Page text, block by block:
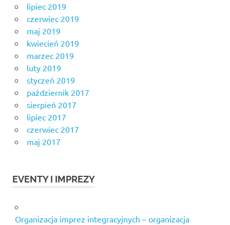
lipiec 2019
czerwiec 2019
maj 2019
kwiecień 2019
marzec 2019
luty 2019
styczeń 2019
październik 2017
sierpień 2017
lipiec 2017
czerwiec 2017
maj 2017
EVENTY I IMPREZY
Organizacja imprez integracyjnych – organizacja